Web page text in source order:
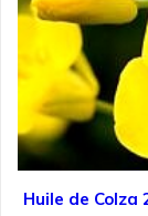
Huile de Colza